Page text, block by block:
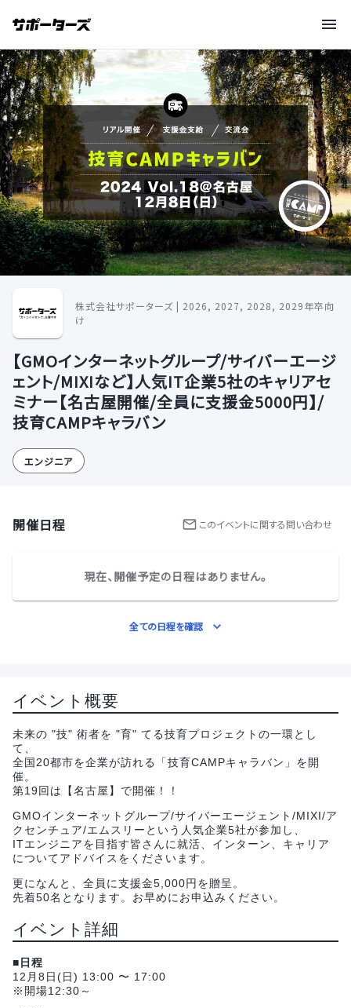
株式会社サポーターズ | 2026, 2027, 2028, 2029年卒向
け
【GMOインターネットグループ/サイバーエージ
ェント/MIXIなど】人気IT企業5社のキャリアセ
ミナー【名古屋開催/全員に支援金5000円】/
技育CAMPキャラバン
エンジニア
開催日程 このイベントに関する問い合わせ
現在、開催予定の日程はありません。
全ての日程を確認
イベント概要
未来の "技" 術者を "育" てる技育プロジェクトの一環とし
て、
全国20都市を企業が訪れる「技育CAMPキャラバン」を開
催。
第19回は【名古屋】で開催！！
GMOインターネットグループ/サイバーエージェント/MIXI/ア
クセンチュア/エムスリーという人気企業5社が参加し、
ITエンジニアを目指す皆さんに就活、インターン、キャリア
についてアドバイスをくださいます。
更になんと、全員に支援金5,000円を贈呈。
先着50名となります。お早めにお申込みください。
イベント詳細
■日程
12月8日(日) 13:00 〜 17:00
※開場12:30～